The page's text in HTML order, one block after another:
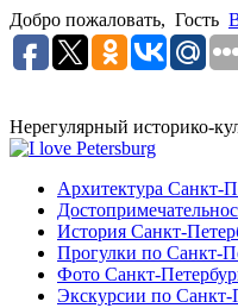
Добро пожаловать, Гость
Нерегулярный историко-
Архитектура Санкт-
История Санкт-
Прогулки по Санкт-
Фото Санкт-
Экскурсии по Санкт-